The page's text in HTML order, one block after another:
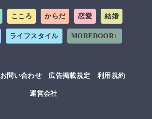
こころ からだ 恋愛 結婚
ライフスタイル MOREDOOR+
お問い合わせ 広告掲載規定
利用規約
運営会社